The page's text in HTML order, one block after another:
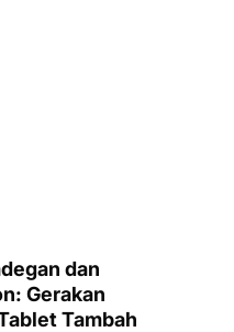
dan
Gerakan
Tambah